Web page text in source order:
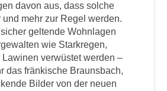
davon aus, dass solche
mehr zur Regel werden.
geltende Wohnlagen
wie Starkregen,
verwüstet werden –
das fränkische Braunsbach,
Bilder von der neuen